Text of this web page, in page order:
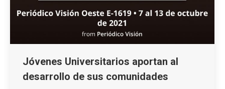
Jóvenes Universitarios aportan al
desarrollo de sus comunidades